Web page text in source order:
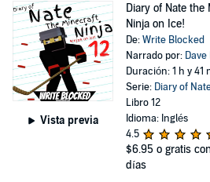
Vista previa
Diary of Nate the
Ninja on Ice!
De:Write Blocked
Narrado por:
Duración: 1 h y 41
Serie: Diary of
Libro 12
Idioma: Inglés
4.5
$6.95 o gratis
días